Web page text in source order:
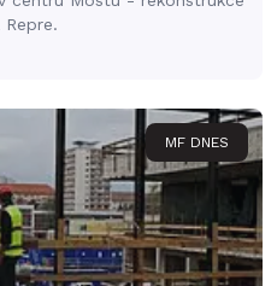
MF DNES